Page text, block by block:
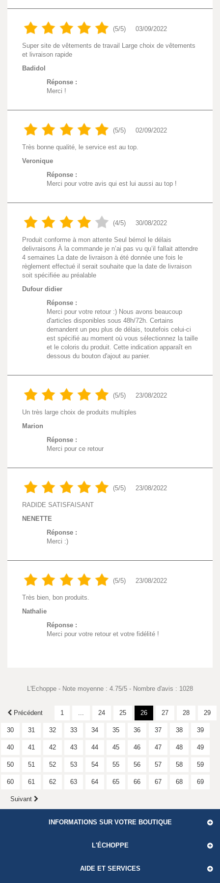
(5/5) 03/09/2022
Super site de vêtements de travail Large choix de vêtements
et livraison rapide
Badidol
Réponse :
Merci !
(5/5) 02/09/2022
Très bonne qualité, le service est au top.
Veronique
Réponse :
Merci pour votre avis qui est lui aussi au top !
(4/5) 30/08/2022
Produit conforme à mon attente Seul bémol le délais
delivraisons À la commande je n’ai pas vu qu’il fallait attendre
4 semaines La date de livraison à été donnée une fois le
règlement effectué il serait souhaite que la date de livraison
soit spécifiée au préalable
Dufour didier
Réponse :
Merci pour votre retour :) Nous avons beaucoup
d'articles disponibles sous 48h/72h. Certains
demandent un peu plus de délais, toutefois celui-ci
est spécifié au moment où vous sélectionnez la taille
et le coloris du produit. Cette indication apparaît en
dessous du bouton d'ajout au panier.
(5/5) 23/08/2022
Un très large choix de produits multiples
Marion
Réponse :
Merci pour ce retour
(5/5) 23/08/2022
RADIDE SATISFAISANT
NENETTE
Réponse :
Merci :)
(5/5) 23/08/2022
Très bien, bon produits.
Nathalie
Réponse :
Merci pour votre retour et votre fidélité !
L'Echoppe - Note moyenne : 4.75/5 - Nombre d'avis : 1028
Précédent 1 ... 24 25 26 27 28 29
30 31 32 33 34 35 36 37 38 39
40 41 42 43 44 45 46 47 48 49
50 51 52 53 54 55 56 57 58 59
60 61 62 63 64 65 66 67 68 69
Suivant
INFORMATIONS SUR VOTRE BOUTIQUE
L'ÉCHOPPE
AIDE ET SERVICES